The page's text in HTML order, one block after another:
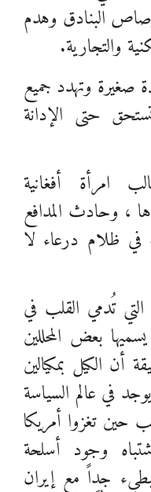
البنادق وهدم
والتجارية.
وتهدد جميع
حتى الإدانة
أفغانية
، وحادث المدافع
في ظلام درعاء لا
تُدمي القلب في
بعض المحللين
أن الكيل بمكيالين
في عالم السياسة
حين تغزوا أمريكا
بحجة اشتباه وجود أسلحة
جداً مع إيران